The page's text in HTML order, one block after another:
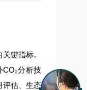
键指标。
分析技
评估、生态